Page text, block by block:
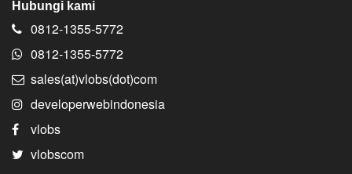
Hubungi kami
0812-1355-5772
0812-1355-5772
sales(at)vlobs(dot)com
developerwebindonesia
vlobs
vlobscom